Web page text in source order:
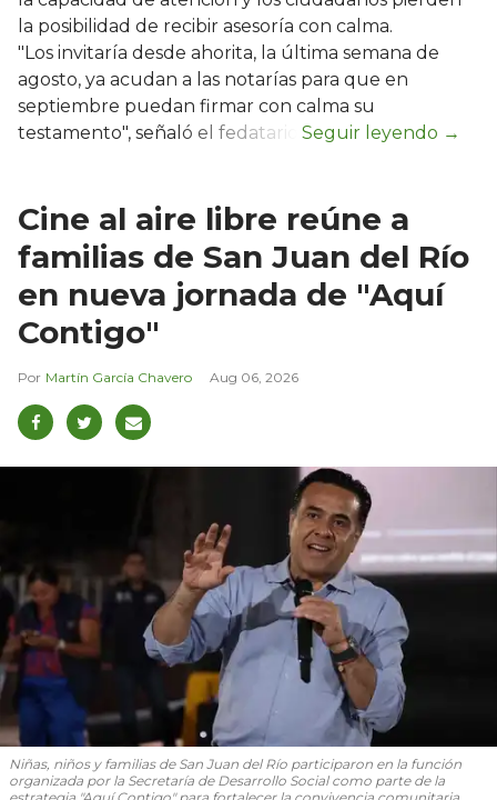
la posibilidad de recibir asesoría con calma.
"Los invitaría desde ahorita, la última semana de
agosto, ya acudan a las notarías para que en
septiembre puedan firmar con calma su
testamento", señaló el fedatario.
Cine al aire libre reúne a
familias de San Juan del Río
en nueva jornada de "Aquí
Contigo"
Martín García Chavero Aug 06, 2026
Niñas, niños y familias de San Juan del Río participaron en la función
organizada por la Secretaría de Desarrollo Social como parte de la